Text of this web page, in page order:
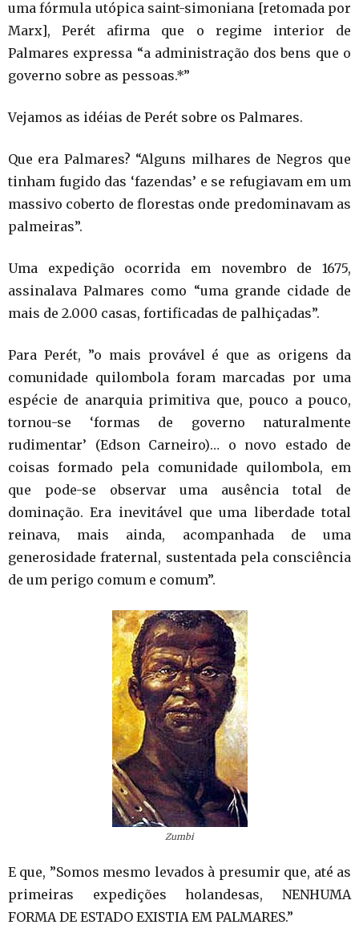
uma fórmula utópica saint-simoniana [retomada por
Marx], Perét afirma que o regime interior de
Palmares expressa “a administração dos bens que o
governo sobre as pessoas.*”
Vejamos as idéias de Perét sobre os Palmares.
Que era Palmares? “Alguns milhares de Negros que
tinham fugido das ‘fazendas’ e se refugiavam em um
massivo coberto de florestas onde predominavam as
palmeiras”.
Uma expedição ocorrida em novembro de 1675,
assinalava Palmares como “uma grande cidade de
mais de 2.000 casas, fortificadas de palhiçadas”.
Para Perét, ”o mais provável é que as origens da
comunidade quilombola foram marcadas por uma
espécie de anarquia primitiva que, pouco a pouco,
tornou-se ‘formas de governo naturalmente
rudimentar’ (Edson Carneiro)… o novo estado de
coisas formado pela comunidade quilombola, em
que pode-se observar uma ausência total de
dominação. Era inevitável que uma liberdade total
reinava, mais ainda, acompanhada de uma
generosidade fraternal, sustentada pela consciência
de um perigo comum e comum”.
Zumbi
E que, ”Somos mesmo levados à presumir que, até as
primeiras expedições holandesas, NENHUMA
FORMA DE ESTADO EXISTIA EM PALMARES.”